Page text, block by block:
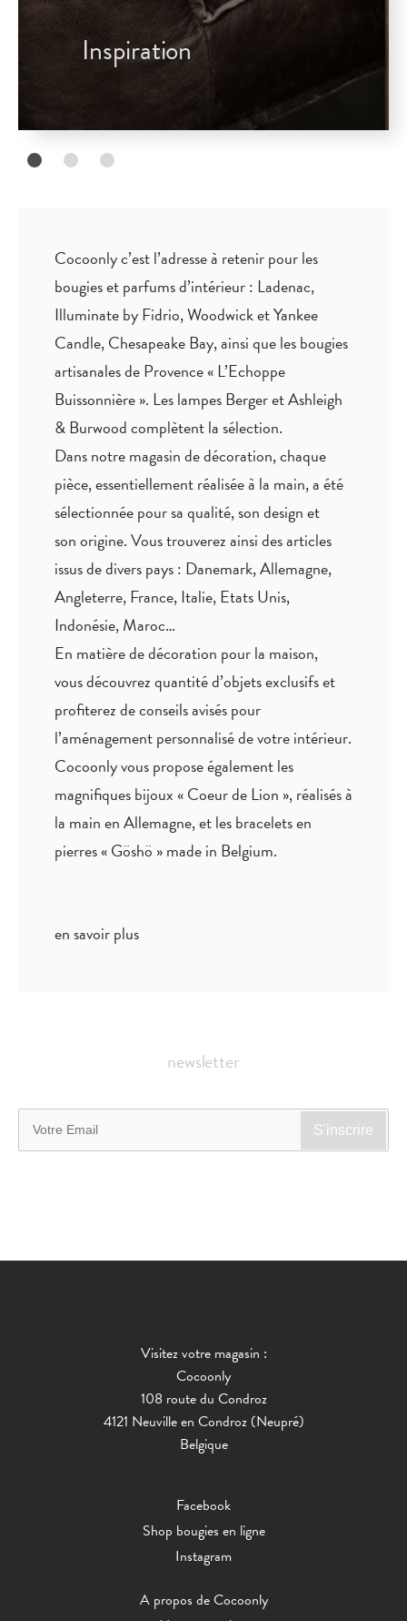
Inspiration
Cocoonly c’est l’adresse à retenir pour les
bougies et parfums d’intérieur : Ladenac,
Illuminate by Fidrio, Woodwick et Yankee
Candle, Chesapeake Bay, ainsi que les bougies
artisanales de Provence « L’Echoppe
Buissonnière ». Les lampes Berger et Ashleigh
& Burwood complètent la sélection.
Dans notre magasin de décoration, chaque
pièce,essentiellement réalisée à la main, a été
sélectionnée pour sa qualité, son design et
son origine. Vous trouverez ainsi des articles
issus de divers pays : Danemark, Allemagne,
Angleterre, France, Italie, Etats Unis,
Indonésie, Maroc…
En matière de décoration pour la maison,
vous découvrez quantitéd’objets exclusifset
profiterez deconseils aviséspour
l’aménagement personnalisé de votre intérieur.
Cocoonly vous propose également les
magnifiques bijoux « Coeur de Lion », réalisés à
la main en Allemagne, et les bracelets en
pierres « Göshö » made in Belgium.
en savoir plus
newsletter
Visitez votre magasin :
Cocoonly
108 route du Condroz
4121 Neuville en Condroz (Neupré)
Belgique
Facebook
Shop bougies en ligne
Instagram
A propos de Cocoonly